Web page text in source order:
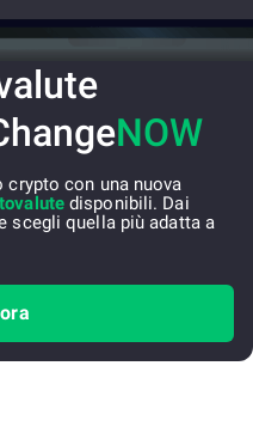
NOW
con una nuova
disponibili. Dai
scegli quella più adatta a